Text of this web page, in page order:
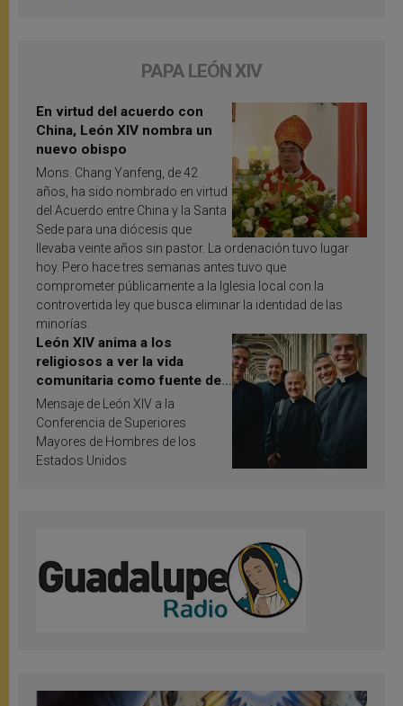
PAPA LEÓN XIV
En virtud del acuerdo con
China, León XIV nombra un
nuevo obispo
Mons. Chang Yanfeng, de 42
años, ha sido nombrado en virtud
del Acuerdo entre China y la Santa
Sede para una diócesis que
llevaba veinte años sin pastor. La ordenación tuvo lugar
hoy. Pero hace tres semanas antes tuvo que
comprometer públicamente a la Iglesia local con la
controvertida ley que busca eliminar la identidad de las
minorías.
León XIV anima a los
religiosos a ver la vida
comunitaria como fuente de
inspiración y santificación
Mensaje de León XIV a la
Conferencia de Superiores
Mayores de Hombres de los
Estados Unidos